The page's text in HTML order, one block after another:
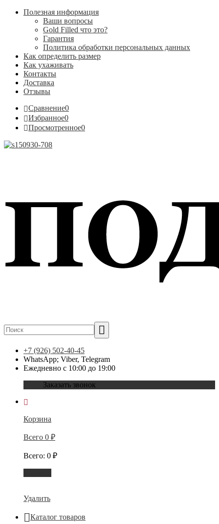
Полезная информация
Ваши вопросы
Gold Filled что это?
Гарантия
Политика обработки персональных данных
Как определить размер
Как ухаживать
Контакты
Доставка
Отзывы
Сравнение0
Избранное0
Просмотренное0
+7 (926) 502-40-45
WhatsApp; Viber, Telegram
Ежедневно с 10:00 до 19:00
Заказать звонок
Корзина
Всего 0 ₽
Всего: 0 ₽
Удалить
Каталог товаров